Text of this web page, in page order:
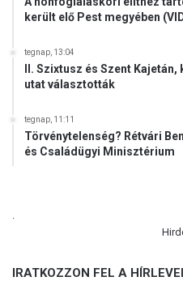
került elő Pest megyében
tegnap, 13:04
II. Szixtusz és Szent
utat választották
tegnap, 11:11
Törvénytelenség? Rétvári
és Családügyi Minisztérium
IRATKOZZON FEL A